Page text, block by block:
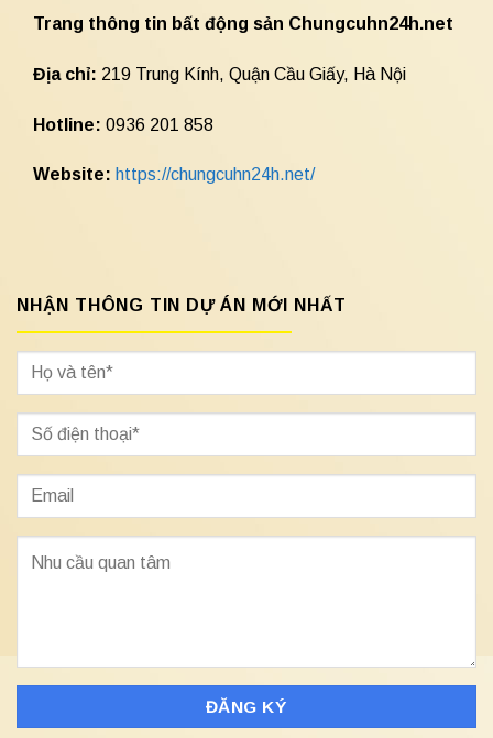
Trang thông tin bất động sản Chungcuhn24h.net
Địa chỉ: 219 Trung Kính, Quận Cầu Giấy, Hà Nội
Hotline: 0936 201 858
Website: https://chungcuhn24h.net/
NHẬN THÔNG TIN DỰ ÁN MỚI NHẤT